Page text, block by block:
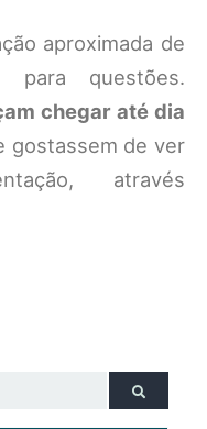
aproximada de
questões.
chegar até dia
gostassem de ver
através